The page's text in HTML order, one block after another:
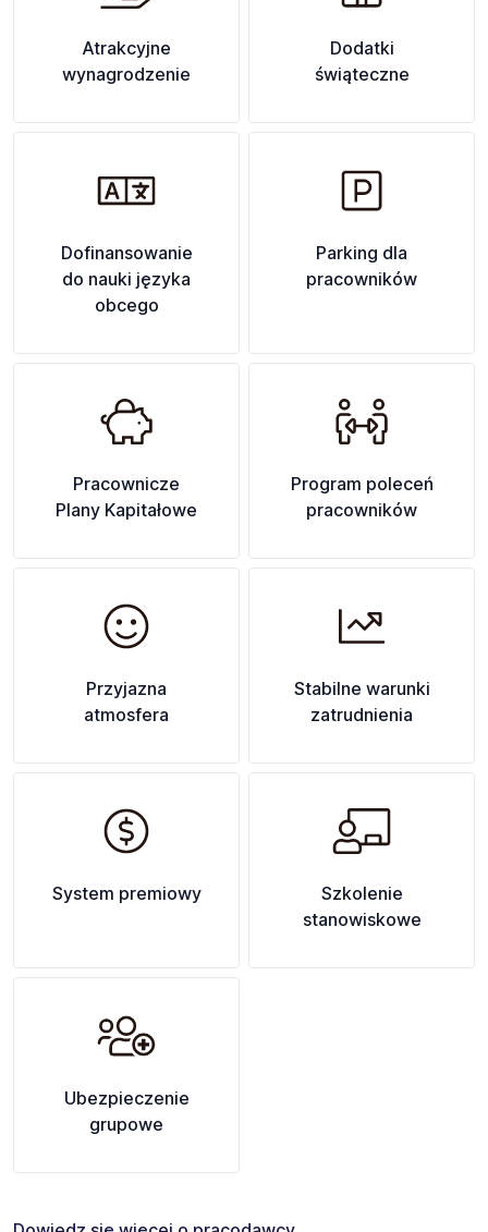
Atrakcyjne
wynagrodzenie
Dodatki
świąteczne
Dofinansowanie
do nauki języka
obcego
Parking dla
pracowników
Pracownicze
Plany Kapitałowe
Program poleceń
pracowników
Przyjazna
atmosfera
Stabilne warunki
zatrudnienia
System premiowy
Szkolenie
stanowiskowe
Ubezpieczenie
grupowe